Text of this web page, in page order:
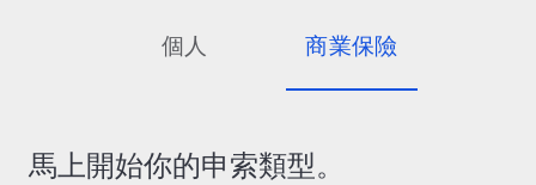
個人 商業保險
馬上開始你的申索類型。